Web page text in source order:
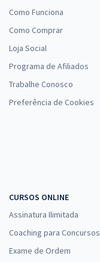
Como Funciona
Como Comprar
Loja Social
Programa de Afiliados
Trabalhe Conosco
Preferência de Cookies
CURSOS ONLINE
Assinatura Ilimitada
Coaching para Concursos
Exame de Ordem